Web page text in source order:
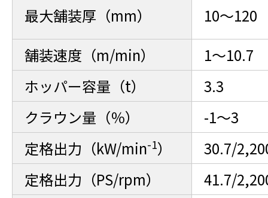
最大舗装厚（mm）
10～120
舗装速度（m/min）
1～10.7
ホッパー容量（t）
3.3
クラウン量（％）
-1～3
定格出力（kW/min-1）
30.7/
定格出力（PS/rpm）
41.7/